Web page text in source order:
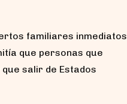
familiares inmediatos
que personas que
salir de Estados